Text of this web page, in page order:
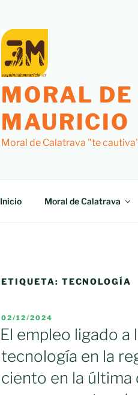
MORAL
MAURICIO
Moral de Calatrava "te
Inicio Moral de Calatrava
ETIQUETA: TECNOLOGÍA
PUBLICADO
EL
02/12/2024
El empleo ligado a
tecnología en la
ciento en la última